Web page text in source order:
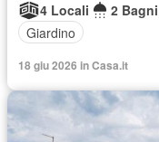
4 Locali
2 Bagni
Giardino
18 giu 2026 in Casa.it